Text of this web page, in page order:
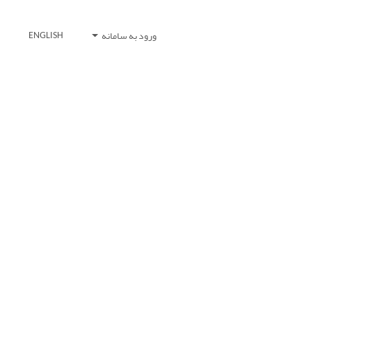
ورود به سامانه ENGLISH